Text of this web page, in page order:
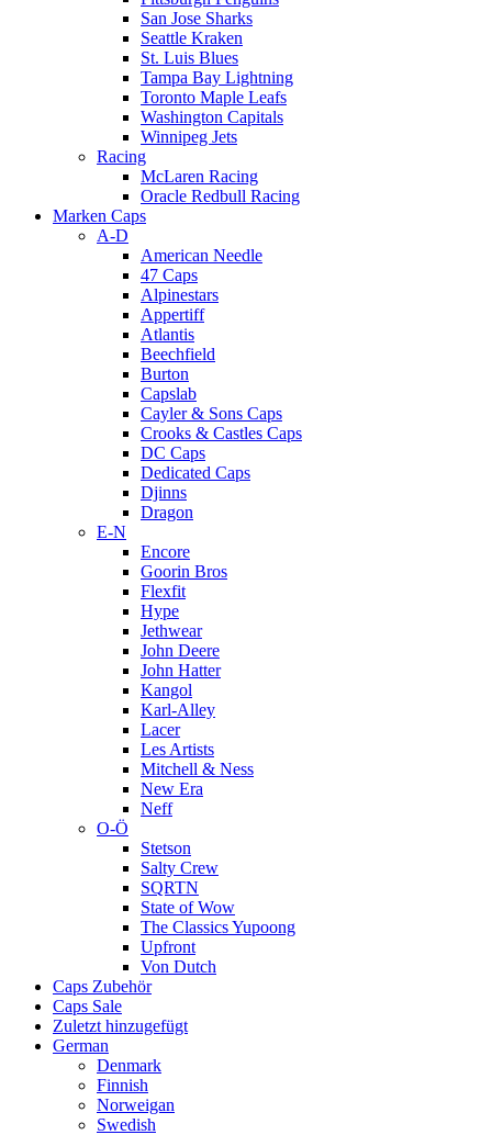
San Jose Sharks
Seattle Kraken
St. Luis Blues
Tampa Bay Lightning
Toronto Maple Leafs
Washington Capitals
Winnipeg Jets
Racing
McLaren Racing
Oracle Redbull Racing
Marken Caps
A-D
American Needle
47 Caps
Alpinestars
Appertiff
Atlantis
Beechfield
Burton
Capslab
Cayler & Sons Caps
Crooks & Castles Caps
DC Caps
Dedicated Caps
Djinns
Dragon
E-N
Encore
Goorin Bros
Flexfit
Hype
Jethwear
John Deere
John Hatter
Kangol
Karl-Alley
Lacer
Les Artists
Mitchell & Ness
New Era
Neff
O-Ö
Stetson
Salty Crew
SQRTN
State of Wow
The Classics Yupoong
Upfront
Von Dutch
Caps Zubehör
Caps Sale
Zuletzt hinzugefügt
German
Denmark
Finnish
Norweigan
Swedish